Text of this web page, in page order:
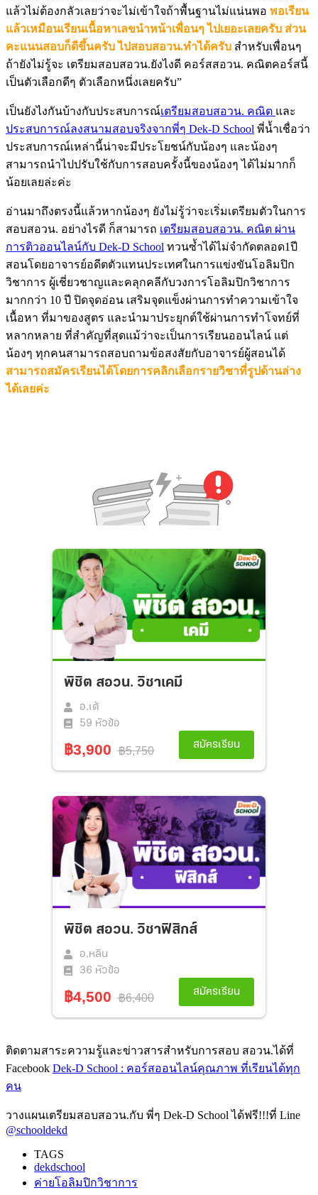
แล้วไม่ต้องกลัวเลยว่าจะไม่เข้าใจถ้าพื้นฐานไม่แน่นพอ พอเรียน
แล้วเหมือนเรียนเนื้อหาเลขนำหน้าเพื่อนๆ ไปเยอะเลยครับ ส่วน
คะแนนสอบก็ดีขึ้นครับ ไปสอบสอวน.ทำได้ครับ สำหรับเพื่อนๆ
ถ้ายังไม่รู้จะ เตรียมสอบสอวน.ยังไงดี คอร์สสอวน. คณิตคอร์สนี้
เป็นตัวเลือกดีๆ ตัวเลือกหนึ่งเลยครับ”
เป็นยังไงกันบ้างกับประสบการณ์เตรียมสอบสอวน. คณิต และ
ประสบการณ์ลงสนามสอบจริงจากพี่ๆ Dek-D School พี่น้ำเชื่อว่า
ประสบการณ์เหล่านี้น่าจะมีประโยชน์กับน้องๆ และน้องๆ
สามารถนำไปปรับใช้กับการสอบครั้งนี้ของน้องๆ ได้ไม่มากก็
น้อยเลยล่ะค่ะ
อ่านมาถึงตรงนี้แล้วหากน้องๆ ยังไม่รู้ว่าจะเริ่มเตรียมตัวในการ
สอบสอวน. อย่างไรดี ก็สามารถ เตรียมสอบสอวน. คณิต ผ่าน
การติวออนไลน์กับ Dek-D School ทวนซ้ำได้ไม่จำกัดตลอด1ปี
สอนโดยอาจารย์อดีตตัวแทนประเทศในการแข่งขันโอลิมปิก
วิชาการ ผู้เชี่ยวชาญและคลุกคลีกับวงการโอลิมปิกวิชาการ
มากกว่า 10 ปี ปิดจุดอ่อน เสริมจุดแข็งผ่านการทำความเข้าใจ
เนื้อหา ที่มาของสูตร และนำมาประยุกต์ใช้ผ่านการทำโจทย์ที่
หลากหลาย ที่สำคัญที่สุดแม้ว่าจะเป็นการเรียนออนไลน์ แต่
น้องๆ ทุกคนสามารถสอบถามข้อสงสัยกับอาจารย์ผู้สอนได้
สามารถสมัครเรียนได้โดยการคลิกเลือกรายวิชาที่รูปด้านล่าง
ได้เลยค่ะ
ติดตามสาระความรู้และข่าวสารสำหรับการสอบ สอวน.ได้ที่
Facebook Dek-D School : คอร์สออนไลน์คุณภาพ ที่เรียนได้ทุก
คน
วางแผนเตรียมสอบสอวน.กับ พี่ๆ Dek-D School ได้ฟรี!!!ที่ Line
@schooldekd
TAGS
dekdschool
ค่ายโอลิมปิกวิชาการ